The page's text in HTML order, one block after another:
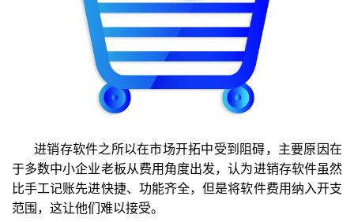
进销存软件之所以在市场开拓中受到阻碍，主要原因在
于多数中小企业老板从费用角度出发，认为进销存软件虽然
比手工记账先进快捷、功能齐全，但是将软件费用纳入开支
范围，这让他们难以接受。